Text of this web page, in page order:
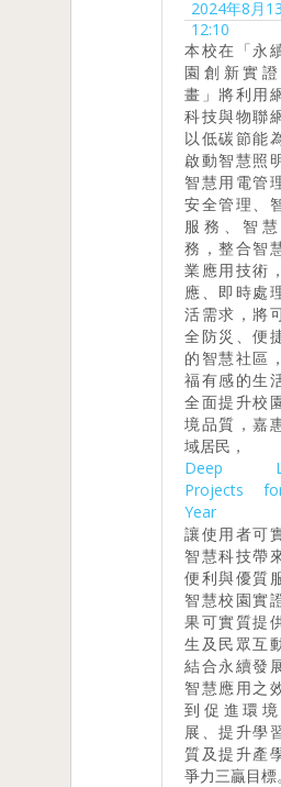
2024年8月
12:10
本校在「永
園創新實
畫」將利用
科技與物聯
以低碳節能
啟動智慧照
智慧用電管
安全管理、
服務、智
務，整合智
業應用技術
應、即時處
活需求，將
全防災、便
的智慧社區
福有感的生
全面提升校
境品質，嘉
域居民，
Deep
Projects
Year
讓使用者可
智慧科技帶
便利與優質
智慧校園實
果可實質提
生及民眾互
結合永續發
智慧應用之
到促進環
展、提升學
質及提升產
爭力三贏目標。